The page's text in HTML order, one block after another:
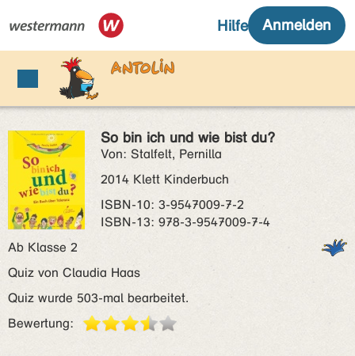
So bin ich und wie bist du?
Von: Stalfelt, Pernilla
2014 Klett Kinderbuch
ISBN‑10: 3-9547009-7-2
ISBN‑13: 978-3-9547009-7-4
Ab Klasse 2
Quiz von Claudia Haas
Quiz wurde 503-mal bearbeitet.
Bewertung: